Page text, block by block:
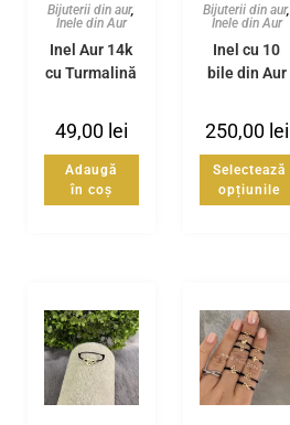
Bijuterii din aur,
Inele din Aur
Inel Aur 14k
cu Turmalină
49,00 lei
Adaugă
în coș
Bijuterii din aur,
Inele din Aur
Inel cu 10
bile din Aur
250,00 lei
Selectează
opțiunile